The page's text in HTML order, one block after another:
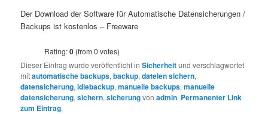
Der Download der Software für Automatische Datensicherungen /
Backups ist kostenlos – Freeware
Rating:0 (from 0 votes)
Dieser Eintrag wurde veröffentlicht inSicherheitund verschlagwortet
mitautomatische backups,backup,dateien sichern,
datensicherung,idlebackup,manuelle backups,manuelle
datensicherung,sichern,sicherungvonadmin. Permanenter Link
zum Eintrag.